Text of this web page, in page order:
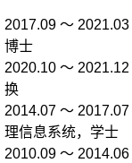
2017.09 ～
博士
2020.10 ～
换
2014.07 ～ 2017.07
理信息系统，学士
2010.09 ～